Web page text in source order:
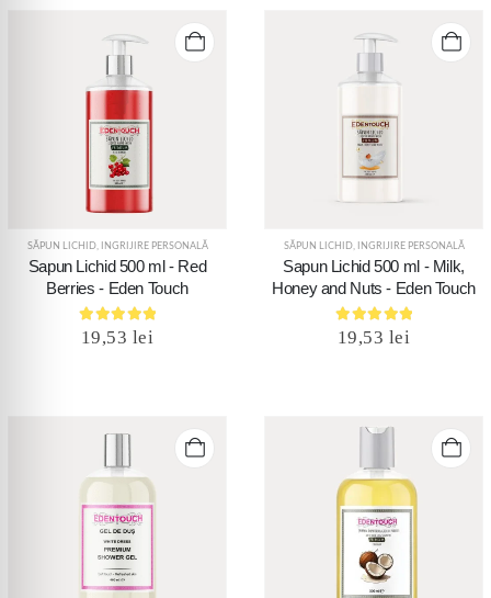
SĂPUN LICHID, INGRIJIRE PERSONALĂ
Sapun Lichid 500 ml - Red
Berries - Eden Touch
5.00out of 5
19,53 lei
SĂPUN LICHID, INGRIJIRE PERSONALĂ
Sapun Lichid 500 ml - Milk,
Honey and Nuts - Eden Touch
5.00out of 5
19,53 lei